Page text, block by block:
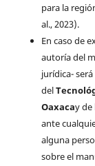
para la
al., 2023).
En caso de
autoría del
jurídica-
del
Oaxacay de
ante
alguna
sobre el